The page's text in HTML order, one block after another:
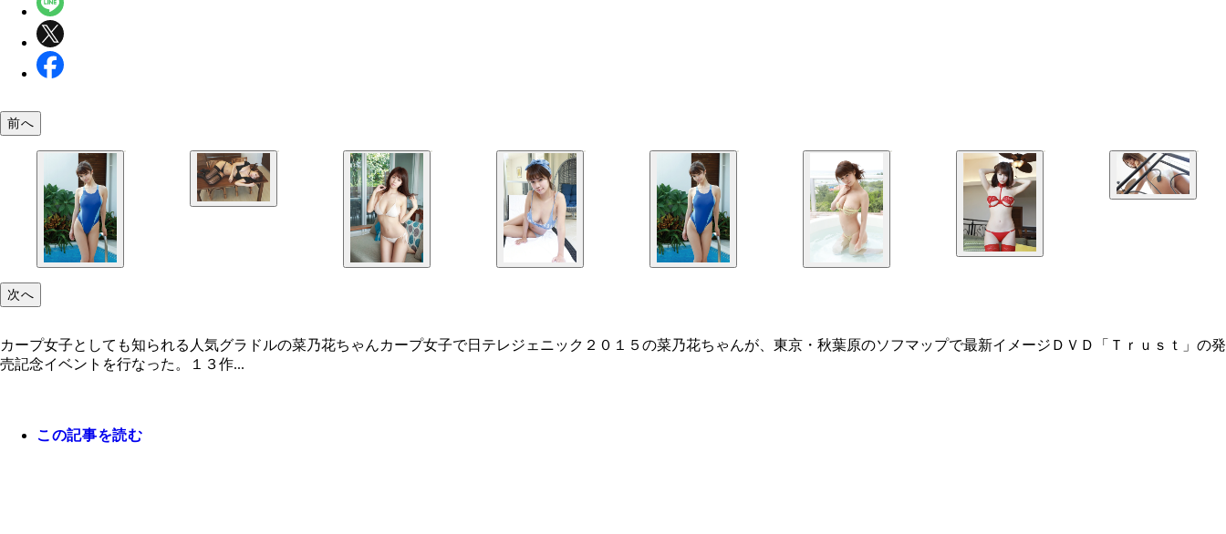
前へ
次へ
カープ女子としても知られる人気グラドルの菜乃花ちゃんカープ女子で日テレジェニック２０１５の菜乃花ちゃんが、東京・秋葉原のソフマップで最新イメージＤＶＤ「Ｔｒｕｓｔ」の発
売記念イベントを行なった。１３作...
この記事を読む